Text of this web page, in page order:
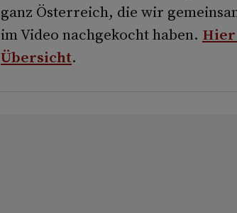
ganz Österreich, die wir
im Video nachgekocht haben. Hier
Übersicht.